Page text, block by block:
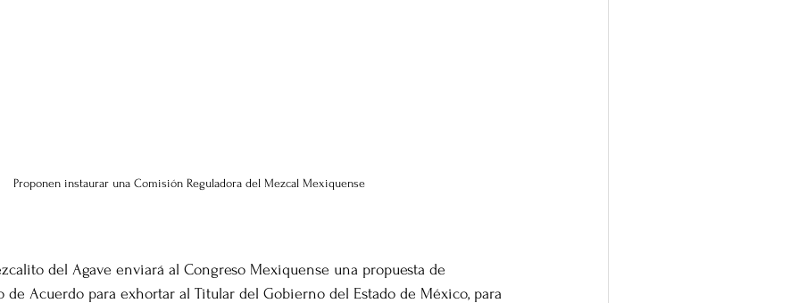
Proponen instaurar una Comisión Reguladora del Mezcal Mexiquense
del Agave enviará al Congreso Mexiquense una propuesta de
de Acuerdo para exhortar al Titular del Gobierno del Estado de México, para